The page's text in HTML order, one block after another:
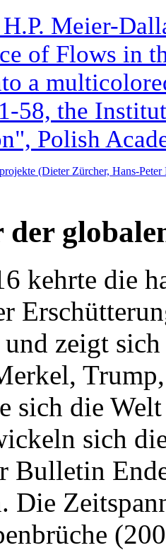
Meier-
of Flows in
a
58, the
Polish
(Dieter Zürcher, Hans-
der
kehrte die
zeigt
sich die
sich
Bulletin
Die